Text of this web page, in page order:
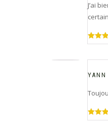
Note5
J’ai
Note5
YANN